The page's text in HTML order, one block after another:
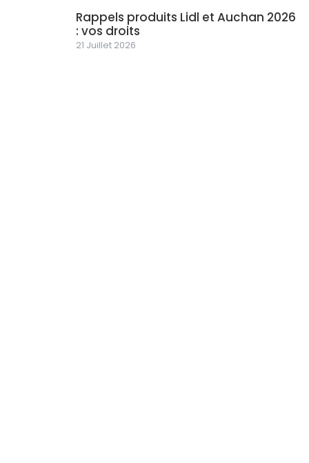
Rappels produits Lidl et Auchan 2026
: vos droits
21 Juillet 2026